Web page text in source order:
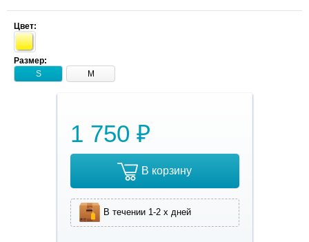
Цвет:
Размер:
S
M
1 750 ₽
В корзину
В течении 1-2 х дней